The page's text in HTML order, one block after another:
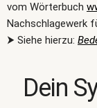
vom Wörterbuch
Nachschlagewerk
⮞ Siehe hierzu:
Dein